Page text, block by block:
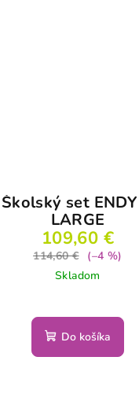
set
LARGE
109,60 €
114,60 €
(–4 %)
Skladom
Do košíka